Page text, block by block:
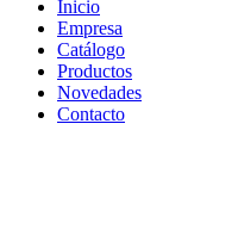
Inicio
Empresa
Catálogo
Productos
Novedades
Contacto